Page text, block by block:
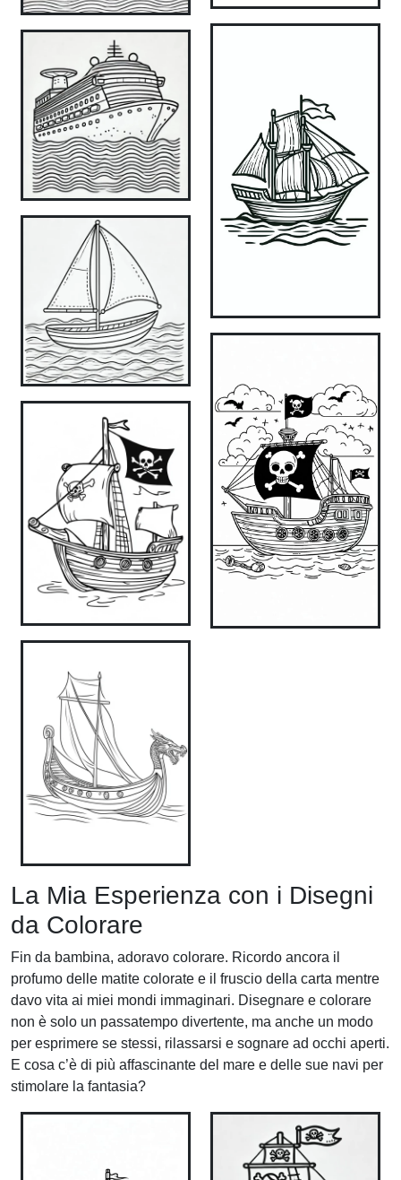
La Mia Esperienza con i Disegni
da Colorare
Fin da bambina, adoravo colorare. Ricordo ancora il
profumo delle matite colorate e il fruscio della carta mentre
davo vita ai miei mondi immaginari. Disegnare e colorare
non è solo un passatempo divertente, ma anche un modo
per esprimere se stessi, rilassarsi e sognare ad occhi aperti.
E cosa c’è di più affascinante del mare e delle sue navi per
stimolare la fantasia?